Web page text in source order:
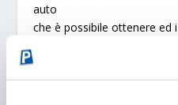
auto
che è possibile ottenere ed
momento l’ ufficio tecnico
Una volta verificate tutte
spedizione dei materiali.